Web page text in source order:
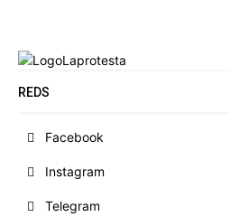
REDS
Facebook
Instagram
Telegram